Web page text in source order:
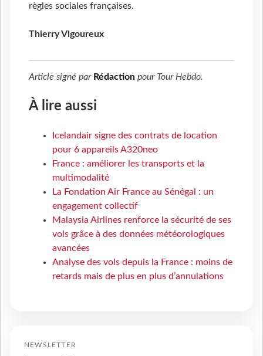
règles sociales françaises.
Thierry Vigoureux
Article signé par Rédaction pour Tour Hebdo.
À lire aussi
Icelandair signe des contrats de location
pour 6 appareils A320neo
France : améliorer les transports et la
multimodalité
La Fondation Air France au Sénégal : un
engagement collectif
Malaysia Airlines renforce la sécurité de ses
vols grâce à des données météorologiques
avancées
Analyse des vols depuis la France : moins de
retards mais de plus en plus d’annulations
NEWSLETTER